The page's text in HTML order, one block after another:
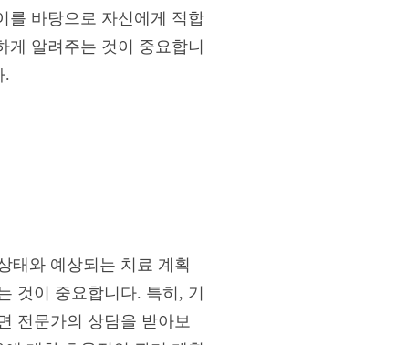
를 바탕으로 자신에게 적합
게 알려주는 것이 중요합니
.
태와 예상되는 치료 계획
것이 중요합니다. 특히, 기
전문가의 상담을 받아보